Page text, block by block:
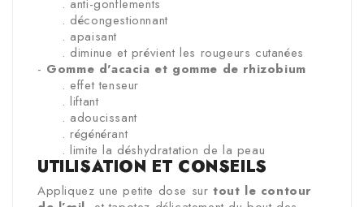
. anti-gonflements
. décongestionnant
. apaisant
. diminue et prévient les rougeurs cutanées
- Gomme d'acacia et gomme de rhizobium
. effet tenseur
. liftant
. adoucissant
. régénérant
. limite la déshydratation de la peau
UTILISATION ET CONSEILS
Appliquez une petite dose sur tout le contour